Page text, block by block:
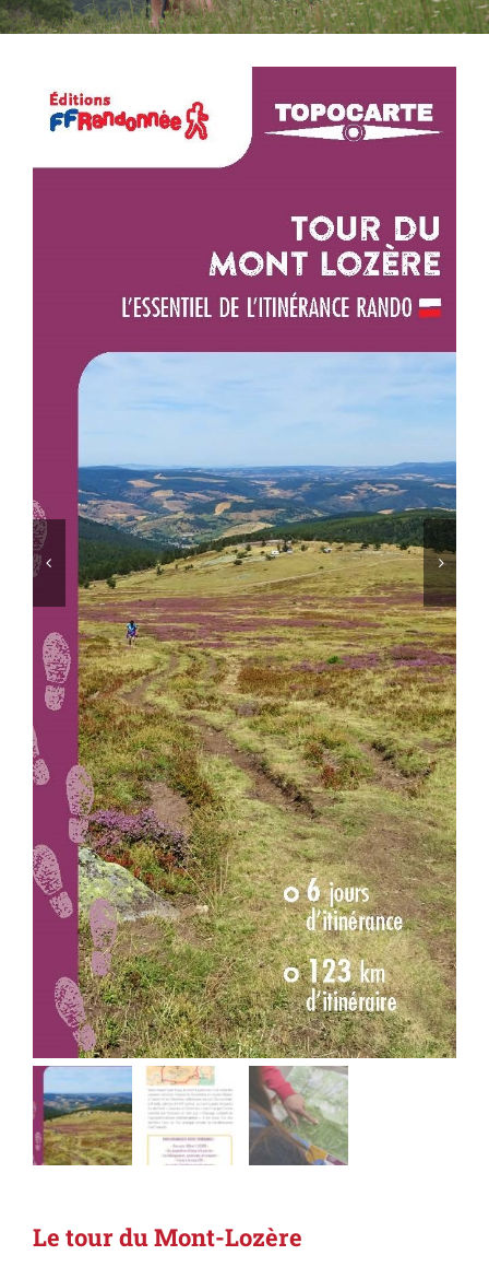
Le tour du Mont-Lozère